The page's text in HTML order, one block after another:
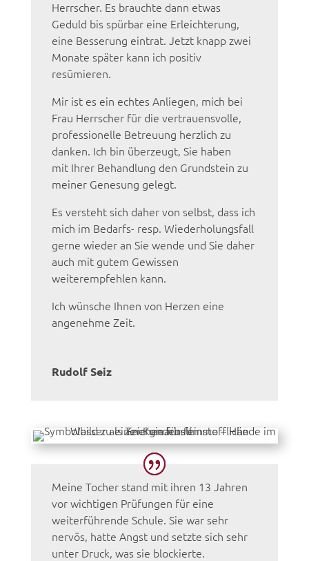
Herrscher. Es brauchte dann etwas
Geduld bis spürbar eine Erleichterung,
eine Besserung eintrat. Jetzt knapp zwei
Monate später kann ich positiv
resümieren.
Mir ist es ein echtes Anliegen, mich bei
Frau Herrscher für die vertrauensvolle,
professionelle Betreuung herzlich zu
danken. Ich bin überzeugt, Sie haben
mit Ihrer Behandlung den Grundstein zu
meiner Genesung gelegt.
Es versteht sich daher von selbst, dass ich
mich im Bedarfs- resp. Wiederholungsfall
gerne wieder an Sie wende und Sie daher
auch mit gutem Gewissen
weiterempfehlen kann.
Ich wünsche Ihnen von Herzen eine
angenehme Zeit.
Rudolf Seiz
Meine Tocher stand mit ihren 13 Jahren
vor wichtigen Prüfungen für eine
weiterführende Schule. Sie war sehr
nervös, hatte Angst und setzte sich sehr
unter Druck, was sie blockierte.